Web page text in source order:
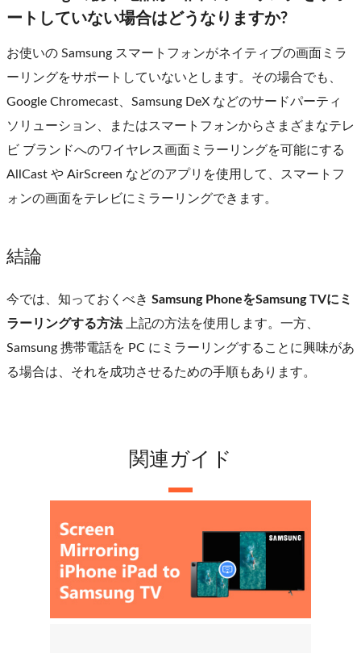
ートしていない場合はどうなりますか?
お使いの Samsung スマートフォンがネイティブの画面ミラ
ーリングをサポートしていないとします。その場合でも、
Google Chromecast、Samsung DeX などのサードパーティ
ソリューション、またはスマートフォンからさまざまなテレ
ビ ブランドへのワイヤレス画面ミラーリングを可能にする
AllCast や AirScreen などのアプリを使用して、スマートフ
ォンの画面をテレビにミラーリングできます。
結論
今では、知っておくべき Samsung PhoneをSamsung TVにミ
ラーリングする方法上記の方法を使用します。一方、
Samsung 携帯電話を PC にミラーリングすることに興味があ
る場合は、それを成功させるための手順もあります。
関連ガイド